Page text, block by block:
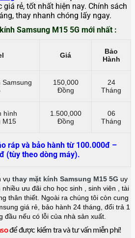
giá rẻ, tốt nhất hiện nay. Chính sách
thay nhanh chóng lấy ngay.
Samsung M15 5G mới nhất :
Giá
Bảo
Hành
150,000
Đồng
24
Tháng
hình
M15
1.500,000
Đồng
06
Tháng
ráp và bảo hành từ 100.000đ –
(tùy theo dòng máy).
vụ thay mặt kính Samsung M15 5G uy
ưu đãi cho học sinh , sinh viên , tài
thân thiết. Ngoài ra chúng tôi còn cung
giá rẻ, bảo hành 24 tháng, đổi trả 1
đầu nếu có lỗi của nhà sản xuất.
để được kiểm tra và tư vấn miễn phí!